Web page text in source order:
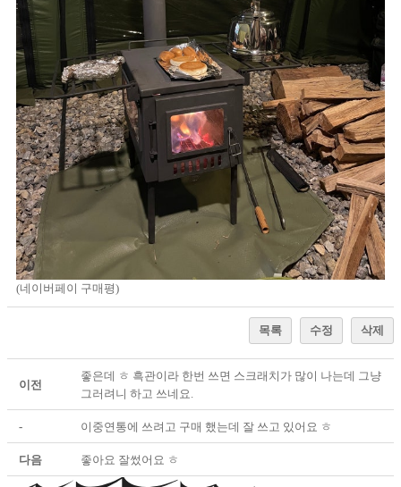
(네이버페이 구매평)
목록 수정 삭제
이전
좋은데 ㅎ 흑관이라 한번 쓰면 스크래치가 많이 나는데 그냥
그러려니 하고 쓰네요.
- 이중연통에 쓰려고 구매 했는데 잘 쓰고 있어요 ㅎ
다음 좋아요 잘썼어요 ㅎ